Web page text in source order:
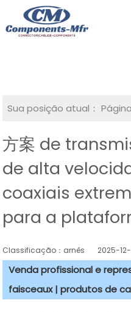
Sua posição atual：
方案 de
de alta
coaxiais
para a
Classificação：arnês 2025-12-
Venda profissional e
faisceaux | produtos de